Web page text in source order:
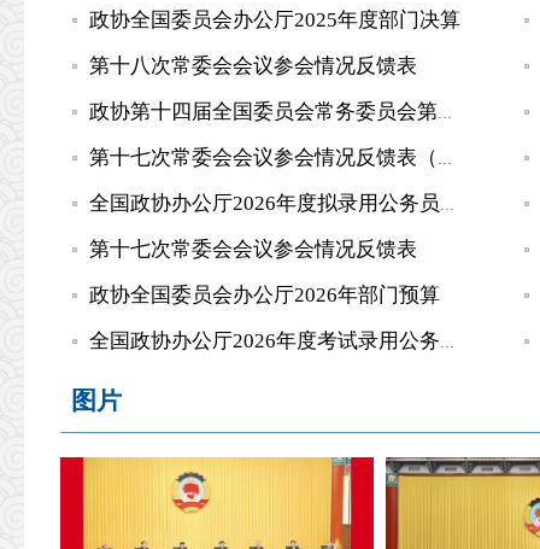
政协全国委员会办公厅2025年度部门决算
第十八次常委会会议参会情况反馈表
政协第十四届全国委员会常务委员会第十八次会议专题分组报名...
第十七次常委会会议参会情况反馈表（地方政协、港澳中联办）
全国政协办公厅2026年度拟录用公务员公示公告
第十七次常委会会议参会情况反馈表
政协全国委员会办公厅2026年部门预算
全国政协办公厅2026年度考试录用公务员递补面试公告
图片